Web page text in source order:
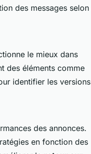
des messages selon
le mieux dans
des éléments comme
identifier les versions
des annonces.
en fonction des